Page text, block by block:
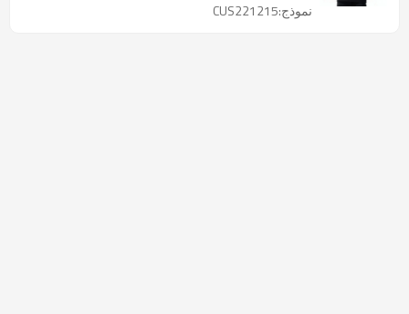
نموذج:CUS221215